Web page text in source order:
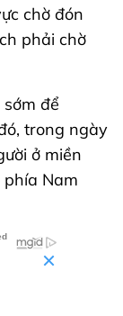
chờ đón
phải chờ
để
trong ngày
ở miền
phía Nam